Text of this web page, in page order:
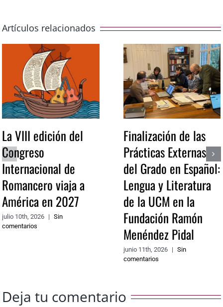
Artículos relacionados
La VIII edición del
Congreso
Internacional de
Romancero viaja a
América en 2027
julio 10th, 2026 |
Sin
comentarios
Finalización de las
Prácticas Externas
del Grado en Español:
Lengua y Literatura
de la UCM en la
Fundación Ramón
Menéndez Pidal
junio 11th, 2026 | Sin
comentarios
Deja tu comentario